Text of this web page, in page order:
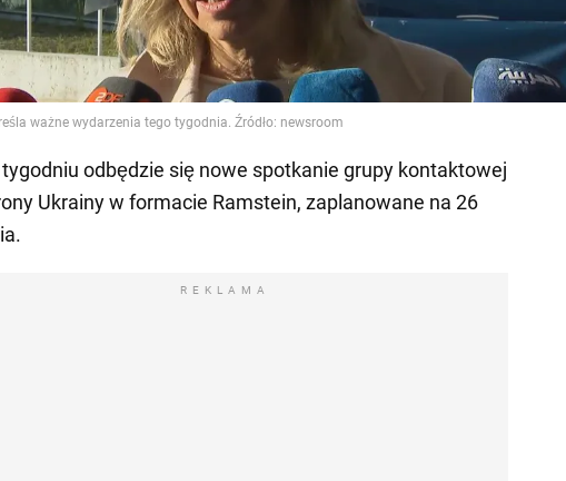
ważne wydarzenia tego tygodnia. Źródło: newsroom
odbędzie się nowe spotkanie grupy kontaktowej
Ukrainy w formacie Ramstein, zaplanowane na 26
REKLAMA